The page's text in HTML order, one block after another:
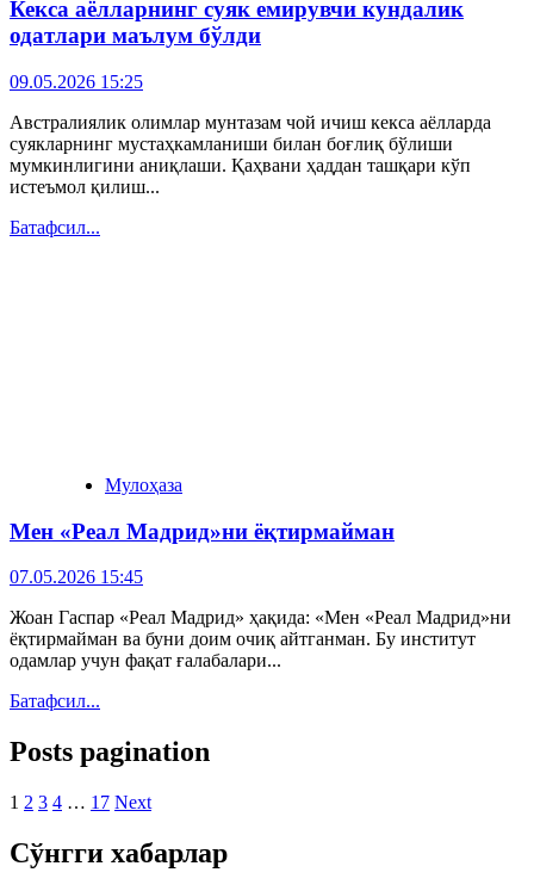
Кекса аёлларнинг суяк емирувчи кундалик
одатлари маълум бўлди
09.05.2026 15:25
Австралиялик олимлар мунтазам чой ичиш кекса аёлларда
суякларнинг мустаҳкамланиши билан боғлиқ бўлиши
мумкинлигини аниқлаши. Қаҳвани ҳаддан ташқари кўп
истеъмол қилиш...
Батафсил...
Мулоҳаза
Мен «Реал Мадрид»ни ёқтирмайман
07.05.2026 15:45
Жоан Гаспар «Реал Мадрид» ҳақида: «Мен «Реал Мадрид»ни
ёқтирмайман ва буни доим очиқ айтганман. Бу институт
одамлар учун фақат ғалабалари...
Батафсил...
Posts pagination
1 2 3 4 … 17 Next
Сўнгги хабарлар